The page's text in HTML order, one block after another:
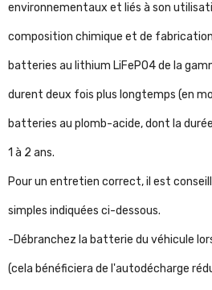
environnementaux et liés à son
composition chimique et de
batteries au lithium LiFePO4 de la
durent deux fois plus longtemps (en
batteries au plomb-acide, dont la
1 à 2 ans.
Pour un entretien correct, il est
simples indiquées ci-dessous.
-Débranchez la batterie du véhicule
(cela bénéficiera de l'autodécharge